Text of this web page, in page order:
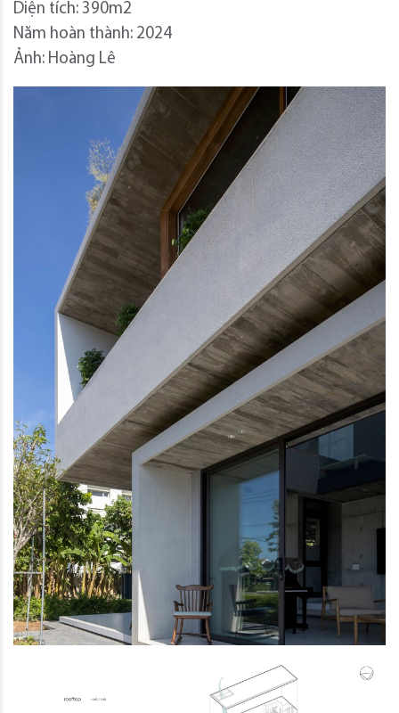
Diện tích: 390m2
Năm hoàn thành: 2024
Ảnh: Hoàng Lê